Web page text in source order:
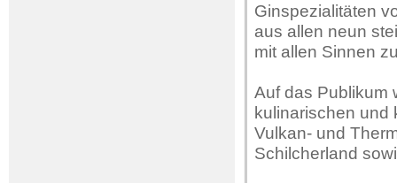
Ginspezialitäten
aus allen neun
mit allen Sinnen
Auf das Publikum
kulinarischen und
Vulkan- und
Schilcherland